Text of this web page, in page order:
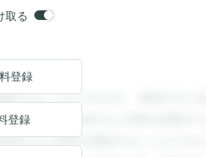
取る
することができます。登録すると回
きます。登録すると回答を閲覧する
すると回答を閲覧することができま
登録
登録